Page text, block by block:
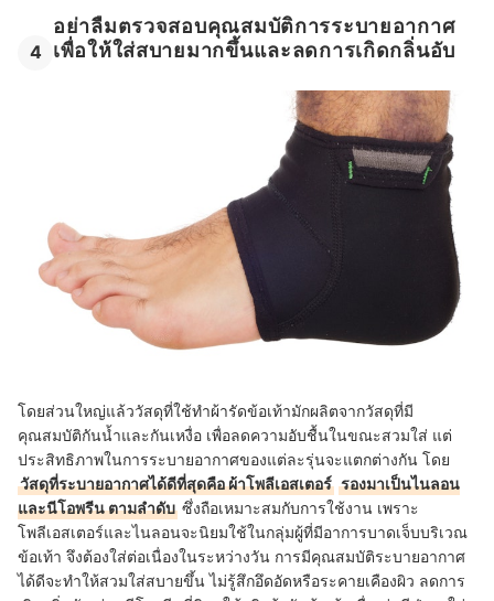
4
อย่าลืมตรวจสอบคุณสมบัติการระบายอากาศ
เพื่อให้ใส่สบายมากขึ้นและลดการเกิดกลิ่นอับ
โดยส่วนใหญ่แล้ววัสดุที่ใช้ทำผ้ารัดข้อเท้ามักผลิตจากวัสดุที่มี
คุณสมบัติกันน้ำและกันเหงื่อ เพื่อลดความอับชื้นในขณะสวมใส่ แต่
ประสิทธิภาพในการระบายอากาศของแต่ละรุ่นจะแตกต่างกัน โดย
วัสดุที่ระบายอากาศได้ดีที่สุดคือ ผ้าโพลีเอสเตอร์ รองมาเป็นไนลอน
และนีโอพรีน ตามลำดับ ซึ่งถือเหมาะสมกับการใช้งาน เพราะ
โพลีเอสเตอร์และไนลอนจะนิยมใช้ในกลุ่มผู้ที่มีอาการบาดเจ็บบริเวณ
ข้อเท้า จึงต้องใส่ต่อเนื่องในระหว่างวัน การมีคุณสมบัติระบายอากาศ
ได้ดีจะทำให้สวมใส่สบายขึ้น ไม่รู้สึกอึดอัดหรือระคายเคืองผิว ลดการ